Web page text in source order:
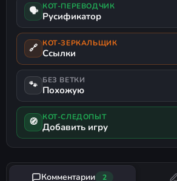
🗣 КОТ-ПЕРЕВОДЧИК
Русификатор
🔗 КОТ-ЗЕРКАЛЬЩИК
Ссылки
🐾 БЕЗ ВЕТКИ
Похожую
🧭 КОТ-СЛЕДОПЫТ
Добавить игру
Комментарии 2